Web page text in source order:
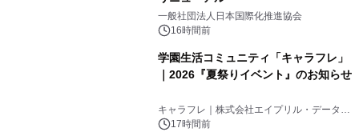
一般社団法人日本国際化推進協会
16時間前
学園生活コミュニティ「キャラフレ」
｜2026『夏祭りイベント』のお知らせ
キャラフレ｜株式会社エイプリル・データ・
デザインズ
17時間前